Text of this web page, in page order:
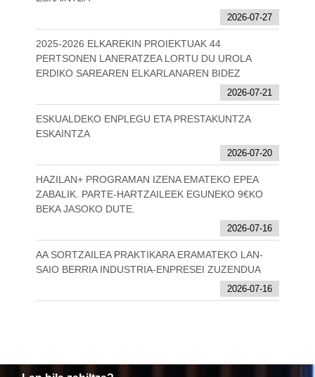
2026-07-27
2025-2026 ELKAREKIN PROIEKTUAK 44
PERTSONEN LANERATZEA LORTU DU UROLA
ERDIKO SAREAREN ELKARLANAREN BIDEZ
2026-07-21
ESKUALDEKO ENPLEGU ETA PRESTAKUNTZA
ESKAINTZA
2026-07-20
HAZILAN+ PROGRAMAN IZENA EMATEKO EPEA
ZABALIK. PARTE-HARTZAILEEK EGUNEKO 9€KO
BEKA JASOKO DUTE.
2026-07-16
AA SORTZAILEA PRAKTIKARA ERAMATEKO LAN-
SAIO BERRIA INDUSTRIA-ENPRESEI ZUZENDUA
2026-07-16